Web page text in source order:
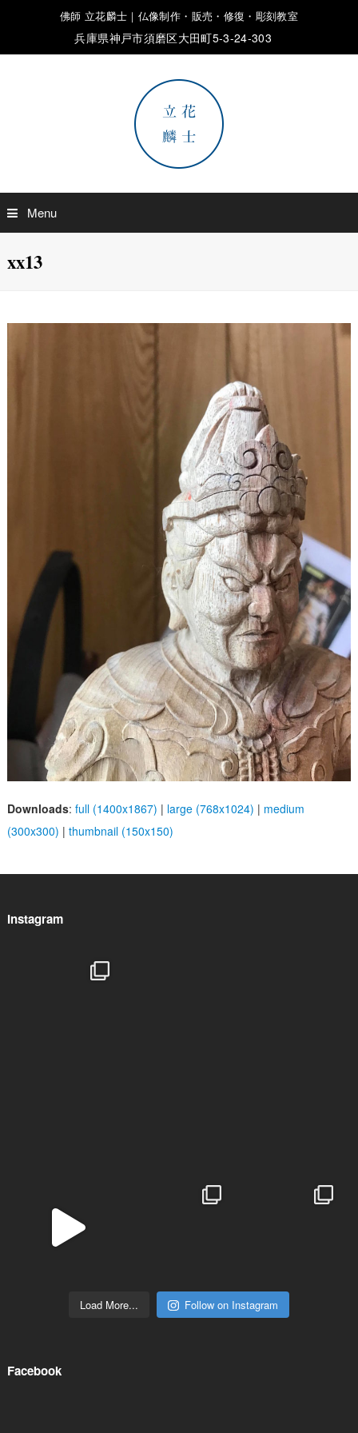
佛師 立花麟士｜仏像制作・販売・修復・彫刻教室
兵庫県神戸市須磨区大田町5-3-24-303
Menu
xx13
Downloads: full (1400x1867) | large (768x1024) | medium
(300x300) | thumbnail (150x150)
Instagram
Load More... Follow on Instagram
Facebook